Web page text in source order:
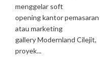
menggelar soft
opening kantor pemasaran
atau marketing
gallery Modernland Cilejit,
proyek...